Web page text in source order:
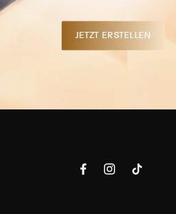
JETZT ERSTELLEN